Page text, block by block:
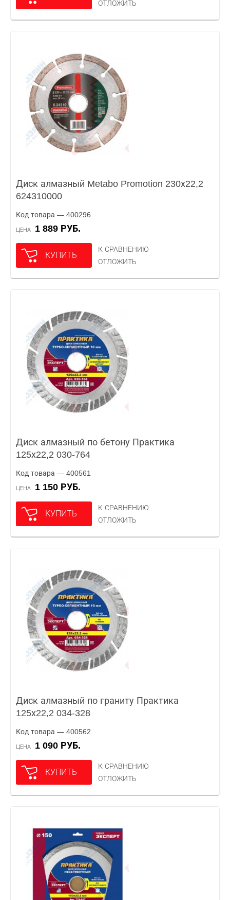
ОТЛОЖИТЬ
Диск алмазный Metabo Promotion 230х22,2
624310000
Код товара — 400296
ЦЕНА 1 889 РУБ.
КУПИТЬ
К СРАВНЕНИЮ
ОТЛОЖИТЬ
Диск алмазный по бетону Практика
125х22,2 030-764
Код товара — 400561
ЦЕНА 1 150 РУБ.
КУПИТЬ
К СРАВНЕНИЮ
ОТЛОЖИТЬ
Диск алмазный по граниту Практика
125х22,2 034-328
Код товара — 400562
ЦЕНА 1 090 РУБ.
КУПИТЬ
К СРАВНЕНИЮ
ОТЛОЖИТЬ